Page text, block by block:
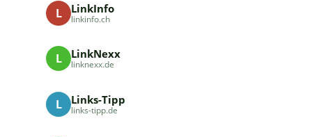
L LinkInfo
linkinfo.ch
L LinkNexx
linknexx.de
L Links-Tipp
links-tipp.de